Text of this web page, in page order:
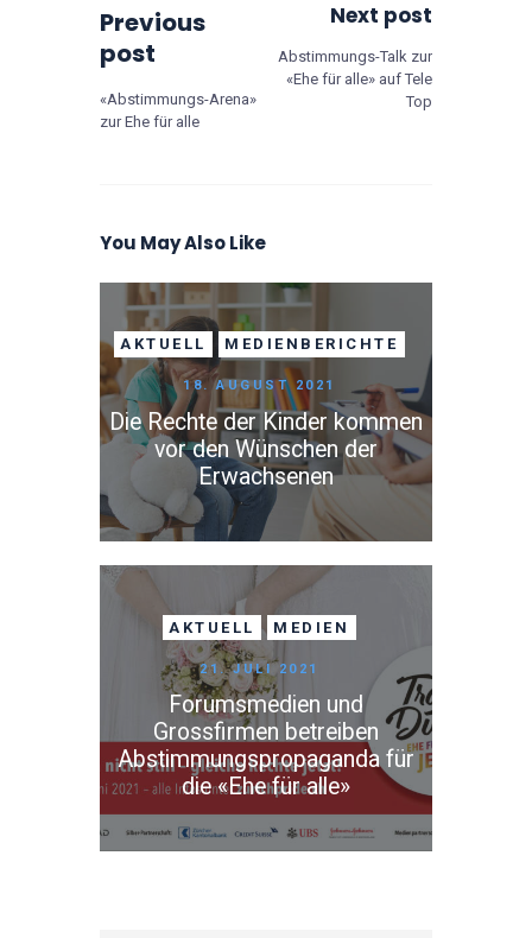
Previous
post
«Abstimmungs-Arena»
zur Ehe für alle
Next post
Abstimmungs-Talk zur
«Ehe für alle» auf Tele
Top
You May Also Like
AKTUELL MEDIENBERICHTE
18. AUGUST 2021
Die Rechte der Kinder kommen
vor den Wünschen der
Erwachsenen
AKTUELL MEDIEN
21. JULI 2021
Forumsmedien und
Grossfirmen betreiben
Abstimmungspropaganda für
die «Ehe für alle»